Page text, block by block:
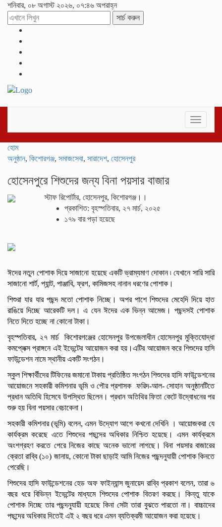
শনিবার, ০৮ অগাস্ট ২০২৬, ০৭:৪৬ অপরাহ্ন
সার্চ করুন
Toggle
হোম
অনুষ্ঠান, কিশোরগঞ্জ, সমাজসেবা, সারাদেশ, হোসেনপুর
হোসেনপুরে শিশুদের জন্য বিনা পয়সার বাজার
স্টাফ রিপোর্টার, হোসেনপুর, কিশোরগঞ্জ।।
প্রকাশিত: বৃহস্পতিবার, ২৭ মার্চ, ২০২৫
১৭৯ বার পড়া হয়েছে
ঈদের নতুন পোশাক দিয়ে সাজানো হয়েছে একটি ভ্রাম্যমাণ দোকান ৷ যেখানে সারি সারি
সাজানো শার্ট, প্যান্ট, পাঞ্জাবি, ফ্রগ, কামিজসহ নানান ধরণের পোশাক।
শিশুরা যার যার পছন্দ মতো পোশাক নিচ্ছে। অপর পাশে শিশুদের মেহেদি দিয়ে হাত
রাঙিয়ে দিচ্ছে আরেকটি দল। এ যেন ঈদের এক ভিন্ন আমেজ। পছন্দসই পোশাক
নিতে দিতে হচ্ছে না কোনো টাকা।
বৃহস্পতিবার, ২৭ মার্চ কিশোরগঞ্জের হোসেনপুর উপজেলাধীন হোসেনপুর মুক্তিযোদ্ধা
কমপ্লেক্স প্রাঙ্গনে এই ইভেন্টের আয়োজন করা হয়।এটির আয়োজন করে শিশুদের হাসি
ফাউন্ডেশন নামে স্থানীয় একটি সংগঠন।
স্কুল শিক্ষার্থীদের টিফিনের জমানো টাকায় প্রতিষ্ঠিত সংগঠন শিশুদের হাসি ফাউন্ডেশনের
আয়োজনে সহকারী কমিশনার ভূমি ও পৌর প্রশাসক ফরিদ-আল- সোহান অনুষ্ঠানটিতে
প্রধান অতিথি হিসেবে উপস্থিত ছিলেন। প্রধান অতিথির ফিতা কেটে উদ্বোধনের পর
শুরু হয় বিনা পয়সার বেচাকেনা।
সহকারী কমিশনার (ভূমি) বলেন, এমন উদ্যোগ আগে কখনো দেখিনি । আয়োজকরা যে
কার্যক্রম করেছে এতে শিশুদের পছন্দের অধিকার নিশ্চিত হয়েছে। এমন কার্যক্রমে
অংশগ্রহণ করতে পেরে নিজের কাছে অনেক ভালো লাগছে। বিনা পয়সার বাজারের
ক্রেতা রাব্বি (১০) জানায়, কোনো টাকা ছাড়াই আমি নিজের পছন্দনুযায়ী পোশাক কিনতে
পেরেছি।
শিশুদের হাসি ফাউন্ডেশনের হেড অফ ফাইন্যান্স জুনায়েদ রাব্বি প্রকাশ বলেন, তারা ৬
বছর ধরে বিভিন্ন ইভেন্টের মাধ্যমে শিশুদের পোশাক বিতরণ করছে। কিন্তু যাকে
পোশাক দিচ্ছে তার পছন্দনুযায়ী হয়েছে কিনা সেটা তারা বুঝতে পারতো না। বাচ্চাদের
পছন্দের অধিকার দিতেই এই ২ বছর ধরে এমন ব্যতিক্রমী আয়োজন করা হয়েছে।